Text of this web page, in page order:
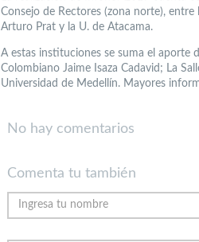
Consejo de Rectores (zona norte), entre
Arturo Prat y la U. de Atacama.
A estas instituciones se suma el aporte
Colombiano Jaime Isaza Cadavid; La
Universidad de Medellín. Mayores
No hay comentarios
Comenta tu también